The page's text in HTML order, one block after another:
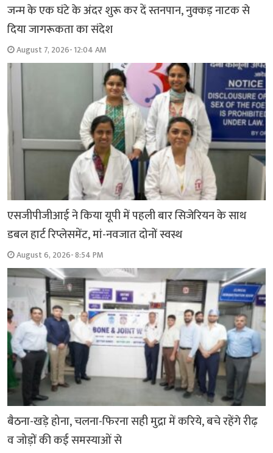
जन्म के एक घंटे के अंदर शुरू कर दें स्तनपान, नुक्कड़ नाटक से
दिया जागरूकता का संदेश
August 7, 2026- 12:04 AM
एसजीपीजीआई ने किया यूपी में पहली बार सिजेरियन के साथ
डबल हार्ट रिप्लेसमेंट, मां-नवजात दोनों स्वस्थ
August 6, 2026- 8:54 PM
बैठना-खड़े होना, चलना-फिरना सही मुद्रा में करिये, बचे रहेंगे रीढ़
व जोड़ों की कई समस्याओं से